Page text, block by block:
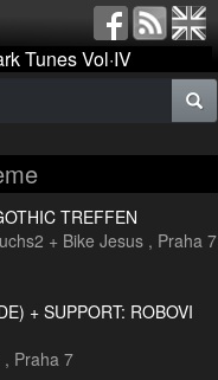
Tunes Vol·IV
TREFFEN
+ Bike Jesus , Praha 7
+ SUPPORT: ROBOVI
, Praha 7